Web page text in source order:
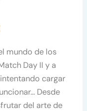
mundo de los
Day II y a
cargar
Desde
del arte de